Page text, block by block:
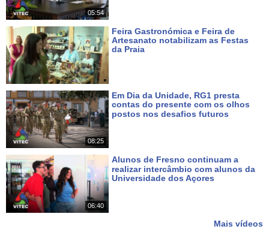
05:54
Feira Gastronómica e Feira de
Artesanato notabilizam as Festas
da Praia
08:25
Em Dia da Unidade, RG1 presta
contas do presente com os olhos
postos nos desafios futuros
06:40
Alunos de Fresno continuam a
realizar intercâmbio com alunos da
Universidade dos Açores
Mais vídeos